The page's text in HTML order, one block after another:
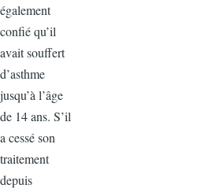
également
confié qu’il
avait souffert
d’asthme
jusqu’à l’âge
de 14 ans. S’il
a cessé son
traitement
depuis